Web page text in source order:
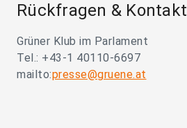
Rückfragen & Kontakt
Grüner Klub im Parlament
Tel.: +43-1 40110-6697
mailto:presse@gruene.at